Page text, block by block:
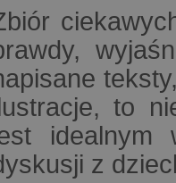
to
idealnym
z